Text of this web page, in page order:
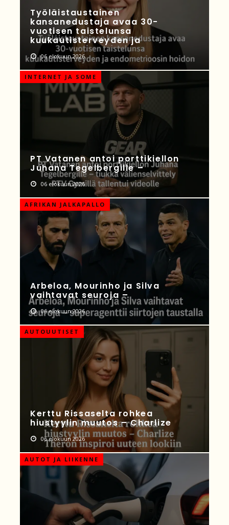
Työläistaustainen
kansanedustaja avaa 30-
vuotisen taistelunsa
kuukautisterveyden ja
06 elokuun 2026
INTERNET JA SOME
PT Vatanen antoi porttikiellon
Juhana Tegelbergille –
06 elokuun 2026
AFRIKAN JALKAPALLO
Arbeloa, Mourinho ja Silva
vaihtavat seuroja –
06 elokuun 2026
AUTOUUTISET
Kerttu Rissaselta rohkea
hiustyylin muutos – Charlize
06 elokuun 2026
AUTOT JA LIIKENNE